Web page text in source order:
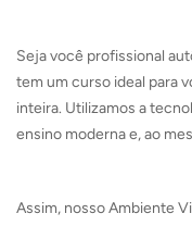
Seja você profissional
tem um curso ideal para
inteira. Utilizamos a
ensino moderna e, ao
Assim, nosso Ambiente